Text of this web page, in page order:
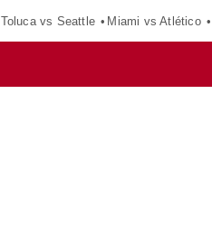
Toluca vs Seattle Miami vs Atlético